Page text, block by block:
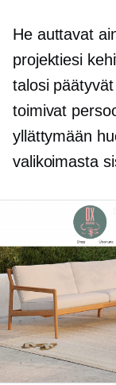
He auttavat
projektiesi
talosi
toimivat
yllättymään
valikoimasta